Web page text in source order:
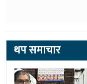
थप समाचार